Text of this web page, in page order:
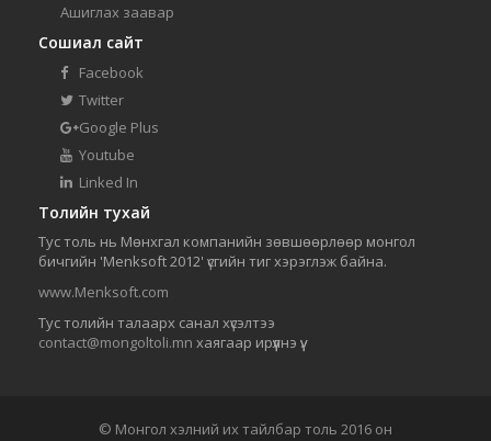
Ашиглах заавар
Сошиал сайт
Facebook
Twitter
Google Plus
Youtube
Linked In
Толийн тухай
Тус толь нь Мөнхгал компанийн зөвшөөрлөөр монгол
бичгийн 'Menksoft 2012' үсгийн тиг хэрэглэж байна.
www.Menksoft.com
Тус толийн талаарх санал хүсэлтээ
contact@mongoltoli.mn хаягаар ирүүлнэ үү.
© Монгол хэлний их тайлбар толь 2016 он